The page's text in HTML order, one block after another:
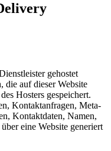
gehostet
die auf dieser Website
Hosters gespeichert.
Kontaktanfragen, Meta-
Kontaktdaten, Namen,
eine Website generiert